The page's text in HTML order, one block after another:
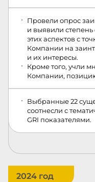
Провели опрос
и выявили степень
этих аспектов с
Компании на
и их интересы.
Кроме того, учли
Компании,
Выбранные 22
соотнесли с
GRI показателями.
2024 год